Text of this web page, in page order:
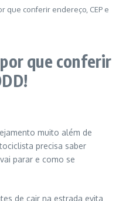
que conferir endereço, CEP e
que conferir
muito além de
precisa saber
parar e como se
de cair na estrada evita